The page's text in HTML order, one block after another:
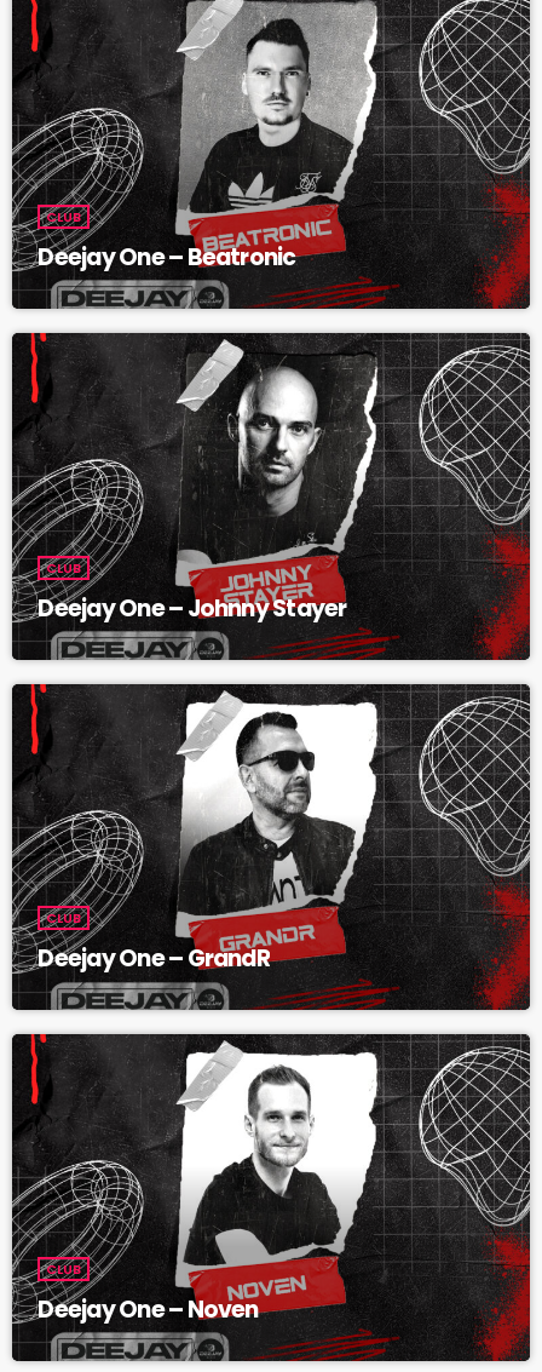
CLUB
Deejay One – Beatronic
CLUB
Deejay One – Johnny Stayer
CLUB
Deejay One – GrandR
CLUB
Deejay One – Noven